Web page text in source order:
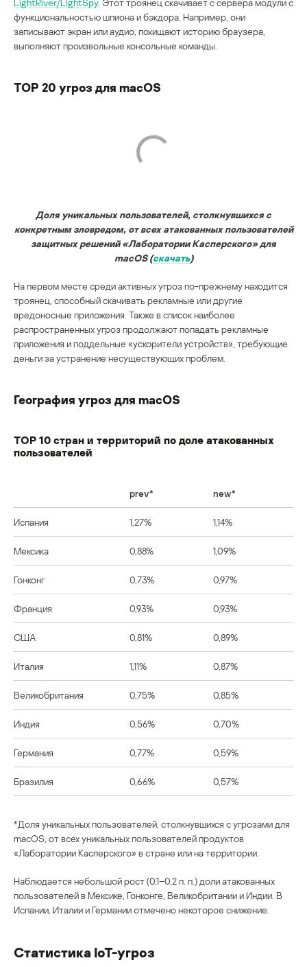
функциональностью шпиона и бэкдора. Например, они
записывают экран или аудио, похищают историю браузера,
выполняют произвольные консольные команды.
TOP 20 угроз для macOS
Доля уникальных пользователей, столкнувшихся с
конкретным зловредом, от всех атакованных пользователей
защитных решений «Лаборатории Касперского» для
macOS (скачать)
На первом месте среди активных угроз по-прежнему находится
троянец, способный скачивать рекламные или другие
вредоносные приложения. Также в список наиболее
распространенных угроз продолжают попадать рекламные
приложения и поддельные «ускорители устройств», требующие
деньги за устранение несуществующих проблем.
География угроз для macOS
TOP 10 стран и территорий по доле атакованных
пользователей
prev* new*
Испания 1,27% 1,14%
Мексика 0,88% 1,09%
Гонконг 0,73% 0,97%
Франция 0,93% 0,93%
США 0,81% 0,89%
Италия 1,11% 0,87%
Великобритания 0,75% 0,85%
Индия 0,56% 0,70%
Германия 0,77% 0,59%
Бразилия 0,66% 0,57%
*Доля уникальных пользователей, столкнувшихся с угрозами для
macOS, от всех уникальных пользователей продуктов
«Лаборатории Касперского» в стране или на территории.
Наблюдается небольшой рост (0,1–0,2 п. п.) доли атакованных
пользователей в Мексике, Гонконге, Великобритании и Индии. В
Испании, Италии и Германии отмечено некоторое снижение.
Статистика IoT-угроз